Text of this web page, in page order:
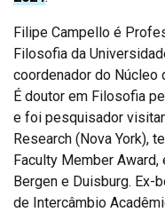
Filipe Campello é
Filosofia da
coordenador do Núcleo
É doutor em Filosofia
e foi pesquisador
Research (Nova York),
Faculty Member
Bergen e Duisburg. Ex-
de Intercâmbio